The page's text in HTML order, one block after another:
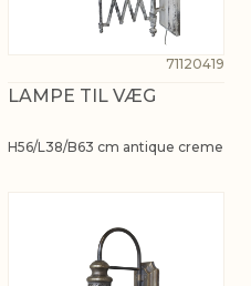
71120419
LAMPE TIL VÆG
H56/L38/B63 cm antique creme